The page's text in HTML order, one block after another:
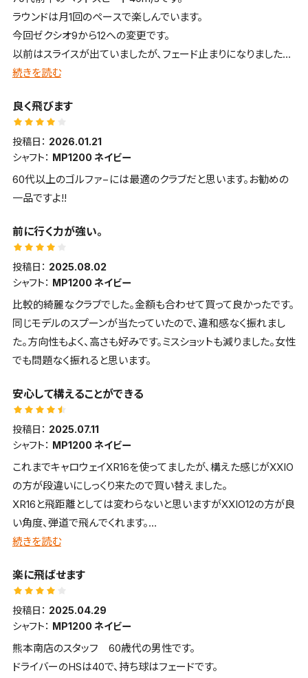
ラウンドは月1回のペースで楽しんでいます。
今回ゼクシオ9から12への変更です。
以前はスライスが出ていましたが、フェード止まりになりました。
新機能により高弾道で芯の広さを感じるクラブです。
しています。
続きを読む
良く飛びます
投稿日： 2026.01.21
シャフト： MP1200 ネイビー
60代以上のゴルファ−には最適のクラブだと思います。お勧めの
一品ですよ!!
前に行く力が強い。
投稿日： 2025.08.02
シャフト： MP1200 ネイビー
比較的綺麗なクラブでした。金額も合わせて買って良かったです。
同じモデルのスプーンが当たっていたので、違和感なく振れまし
た。方向性もよく、高さも好みです。ミスショットも減りました。女性
でも問題なく振れると思います。
安心して構えることができる
投稿日： 2025.07.11
シャフト： MP1200 ネイビー
これまでキャロウェイXR16を使ってましたが、構えた感じがXXIO
の方が段違いにしっくり来たので買い替えました。
XR16と飛距離としては変わらないと思いますがXXIO12の方が良
い角度、弾道で飛んでくれます。
芯を外しても大きなミスにはならないのでが、気になるのは音で
は満足しています。
続きを読む
楽に飛ばせます
投稿日： 2025.04.29
シャフト： MP1200 ネイビー
熊本南店のスタッフ 60歳代の男性です。
ドライバーのHSは40で、持ち球はフェードです。